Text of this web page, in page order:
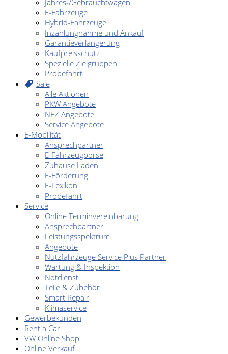
Jahres-/Gebrauchtwagen
E-Fahrzeuge
Hybrid-Fahrzeuge
Inzahlungnahme und Ankauf
Garantieverlängerung
Kaufpreisschutz
Spezielle Zielgruppen
Probefahrt
Sale
Alle Aktionen
PKW Angebote
NFZ Angebote
Service Angebote
E-Mobilität
Ansprechpartner
E-Fahrzeugbörse
Zuhause Laden
E-Förderung
E-Lexikon
Probefahrt
Service
Online Terminvereinbarung
Ansprechpartner
Leistungsspektrum
Angebote
Nutzfahrzeuge Service Plus Partner
Wartung & Inspektion
Notdienst
Teile & Zubehör
Smart Repair
Klimaservice
Gewerbekunden
Rent a Car
VW Online Shop
Online Verkauf